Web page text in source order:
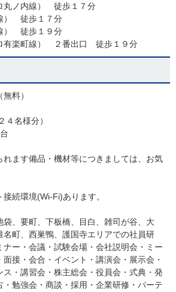
丸ノ内線） 徒歩１７分
） 徒歩１７分
） 徒歩１９分
有楽町線） ２番出口 徒歩１９分
料）
４名様分）
れます備品・機材等につきましては、お気
続環境(Wi-Fi)あります。
袋、要町、下板橋、目白、雑司が谷、大
名町、西巣鴨、護国寺エリアでの社員研
ー・会議・試験会場・会社説明会・ミー
接・会合・イベント・講演会・展示会・
ス・講習会・株主総会・役員会・式典・発
勉強会・商談・採用・企業研修・パーテ